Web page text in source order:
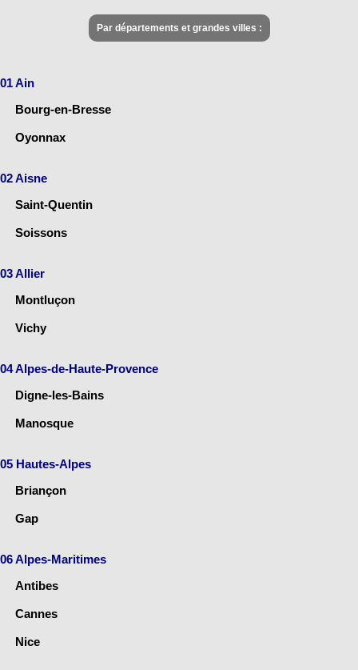
Par départements et grandes villes :
01 Ain
Bourg-en-Bresse
Oyonnax
02 Aisne
Saint-Quentin
Soissons
03 Allier
Montluçon
Vichy
04 Alpes-de-Haute-Provence
Digne-les-Bains
Manosque
05 Hautes-Alpes
Briançon
Gap
06 Alpes-Maritimes
Antibes
Cannes
Nice